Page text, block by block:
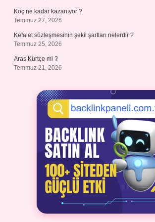
Koç ne kadar kazanıyor ?
Temmuz 27, 2026
Kefalet sözleşmesinin şekil şartları nelerdir ?
Temmuz 25, 2026
Aras Kürtçe mi ?
Temmuz 21, 2026